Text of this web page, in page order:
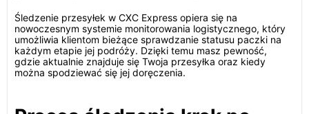
Śledzenie przesyłek w CXC Express opiera się na
nowoczesnym systemie monitorowania logistycznego, który
umożliwia klientom bieżące sprawdzanie statusu paczki na
każdym etapie jej podróży. Dzięki temu masz pewność,
gdzie aktualnie znajduje się Twoja przesyłka oraz kiedy
można spodziewać się jej doręczenia.